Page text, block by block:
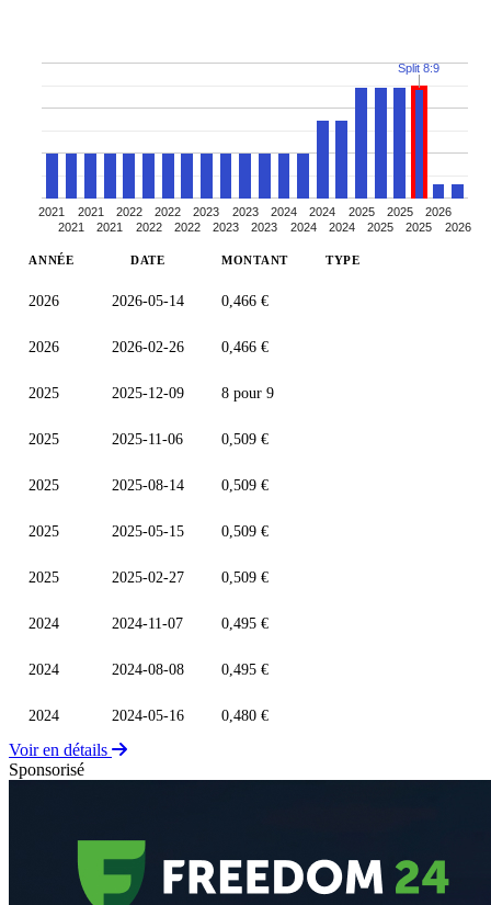
2021
2021
2021
2021
2022
2022
2022
2022
2023
2023
2023
2023
2024
2024
2024
2024
2025
2025
2025
2025
2026
2026
Split 8:9
ANNÉE DATE MONTANT TYPE
2026 2026-05-14 0,466 €
2026 2026-02-26 0,466 €
2025 2025-12-09 8 pour 9
2025 2025-11-06 0,509 €
2025 2025-08-14 0,509 €
2025 2025-05-15 0,509 €
2025 2025-02-27 0,509 €
2024 2024-11-07 0,495 €
2024 2024-08-08 0,495 €
2024 2024-05-16 0,480 €
Voir en détails
Sponsorisé